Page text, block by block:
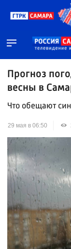
Прогноз
весны в
Что обещают
29 мая в 06:50